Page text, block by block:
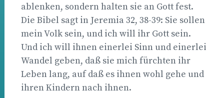
ablenken, sondern halten sie an Gott fest.
Die Bibel sagt in Jeremia 32, 38-39: Sie sollen
mein Volk sein, und ich will ihr Gott sein.
Und ich will ihnen einerlei Sinn und einerlei
Wandel geben, daß sie mich fürchten ihr
Leben lang, auf daß es ihnen wohl gehe und
ihren Kindern nach ihnen.